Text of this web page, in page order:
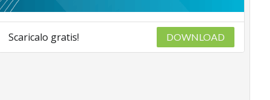
Scaricalo gratis! DOWNLOAD